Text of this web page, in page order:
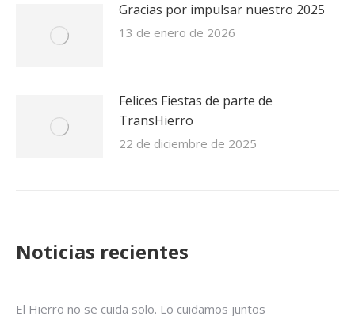
Gracias por impulsar nuestro 2025
13 de enero de 2026
Felices Fiestas de parte de
TransHierro
22 de diciembre de 2025
Noticias recientes
El Hierro no se cuida solo. Lo cuidamos juntos